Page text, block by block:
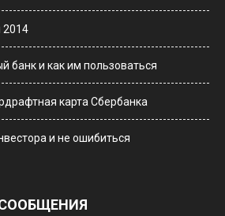
2014
банк и как им пользоваться
карта Сбербанка
и не ошибиться